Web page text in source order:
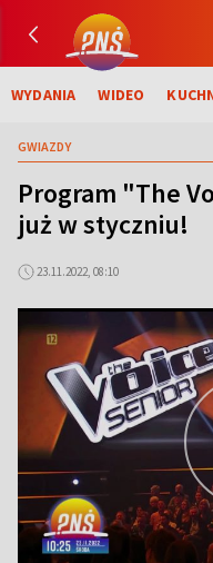
WYDANIA WIDEO
GWIAZDY
Program "The
już w styczniu!
23.11.2022, 08:10